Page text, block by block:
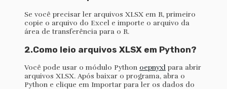
Se você precisar ler arquivos XLSX em R, primeiro
copie o arquivo do Excel e importe o arquivo da
área de transferência para o R.
2.Como leio arquivos XLSX em Python?
Você pode usar o módulo Python oepnyxl para abrir
arquivos XLSX. Após baixar o programa, abra o
Python e clique em Importar para ler os dados do